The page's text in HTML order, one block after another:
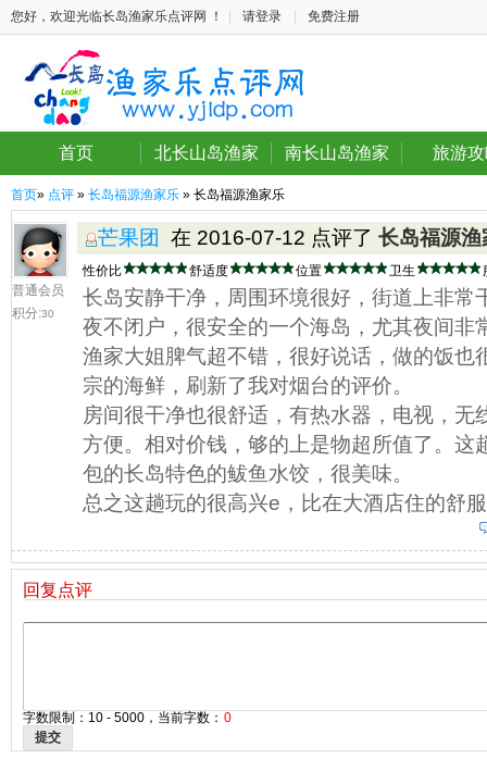
您好，欢迎光临长岛渔家乐点评网 ！ 请登录 免费注册
首页 北长山岛渔家 南长山岛渔家 旅游
首页» 点评 » 长岛福源渔家乐 » 长岛福源渔家乐
普通会员
积分:30
芒果团 在 2016-07-12 点评了 长岛福源渔
性价比 舒适度 位置 卫生
长岛安静干净，周围环境很好，街道上非常
夜不闭户，很安全的一个海岛，尤其夜间非
渔家大姐脾气超不错，很好说话，做的饭也
宗的海鲜，刷新了我对烟台的评价。
房间很干净也很舒适，有热水器，电视，无
方便。相对价钱，够的上是物超所值了。这
包的长岛特色的鲅鱼水饺，很美味。
总之这趟玩的很高兴e，比在大酒店住的舒
回复点评
字数限制：10 - 5000，当前字数： 0
提交